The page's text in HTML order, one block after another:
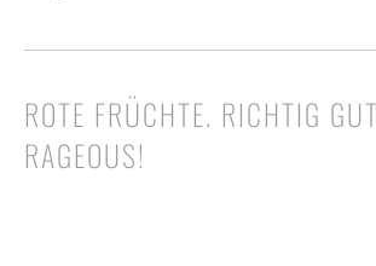
ROTE FRÜCHTE. RICHTIG
RAGEOUS!